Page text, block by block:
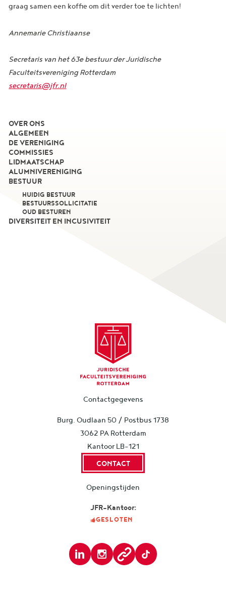
graag samen een koffie om dit verder toe te lichten!
Annemarie Christiaanse
Secretaris van het 63e bestuur der Juridische
Faculteitsvereniging Rotterdam
secretaris@jfr.nl
OVER ONS
ALGEMEEN
DE VERENIGING
COMMISSIES
LIDMAATSCHAP
ALUMNIVERENIGING
BESTUUR
HUIDIG BESTUUR
BESTUURSSOLLICITATIE
OUD BESTUREN
DIVERSITEIT EN INCUSIVITEIT
Contactgegevens
Burg. Oudlaan 50 / Postbus 1738
3062 PA Rotterdam
Kantoor LB-121
CONTACT
Openingstijden
JFR-Kantoor:
GESLOTEN